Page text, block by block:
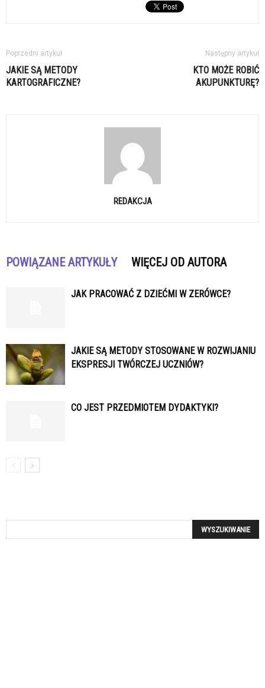
Poprzedni artykuł
JAKIE SĄ METODY
KARTOGRAFICZNE?
Następny artykuł
KTO MOŻE ROBIĆ
AKUPUNKTURĘ?
REDAKCJA
POWIĄZANE ARTYKUŁY WIĘCEJ OD AUTORA
JAK PRACOWAĆ Z DZIEĆMI W ZERÓWCE?
JAKIE SĄ METODY STOSOWANE W ROZWIJANIU
EKSPRESJI TWÓRCZEJ UCZNIÓW?
CO JEST PRZEDMIOTEM DYDAKTYKI?